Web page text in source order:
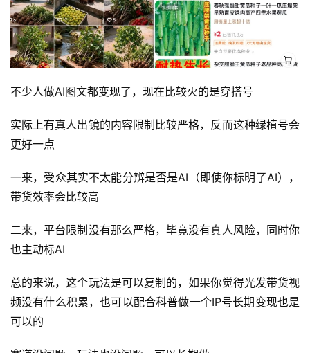
页
业
快
开
眼
不少人做AI图文都变现了，现在比较火的是穿搭号
实际上有真人出镜的内容限制比较严格，反而这种绿植号会
更好一点
一来，受众其实不太能分辨是否是AI（即使你标明了AI），
带货效率会比较高
二来，平台限制没有那么严格，毕竟没有真人风险，同时你
也主动标AI
总的来说，这个玩法是可以复制的，如果你觉得光发带货视
频没有什么积累，也可以配合科普做一个IP号长期变现也是
可以的